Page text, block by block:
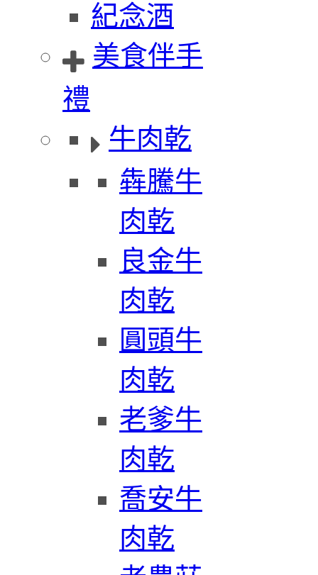
紀念酒
美食伴手
禮
牛肉乾
犇騰牛
肉乾
良金牛
肉乾
圓頭牛
肉乾
老爹牛
肉乾
喬安牛
肉乾